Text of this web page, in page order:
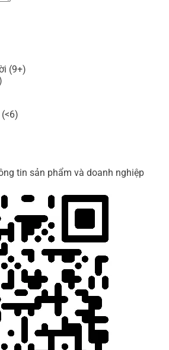
(9+)
tin sản phẩm và doanh nghiệp